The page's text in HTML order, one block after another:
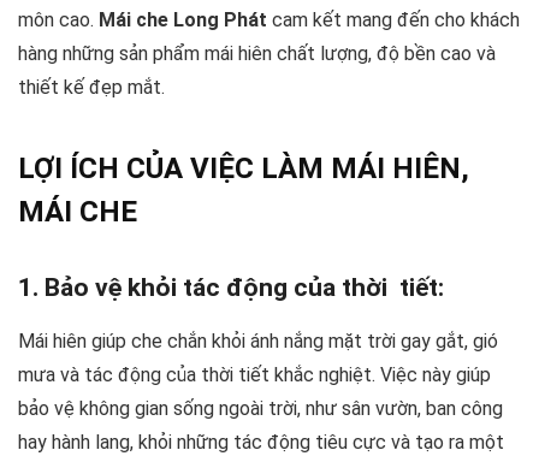
môn cao. Mái che Long Phát cam kết mang đến cho khách
hàng những sản phẩm mái hiên chất lượng, độ bền cao và
thiết kế đẹp mắt.
LỢI ÍCH CỦA VIỆC LÀM MÁI HIÊN,
MÁI CHE
1. Bảo vệ khỏi tác động của thời tiết:
Mái hiên giúp che chắn khỏi ánh nắng mặt trời gay gắt, gió
mưa và tác động của thời tiết khắc nghiệt. Việc này giúp
bảo vệ không gian sống ngoài trời, như sân vườn, ban công
hay hành lang, khỏi những tác động tiêu cực và tạo ra một